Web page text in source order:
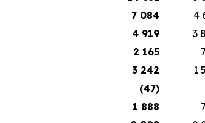
7 084 4
4 919 3
2 165
3 242 1
(47)
1 888